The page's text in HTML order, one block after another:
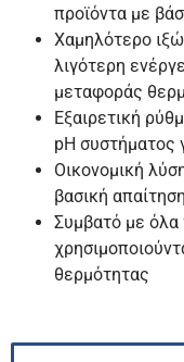
προϊόντα με
Χαμηλότερο
λιγότερη
μεταφοράς
Εξαιρετική
pH συστήματος
Οικονομική
βασική
Συμβατό με όλα
θερμότητας